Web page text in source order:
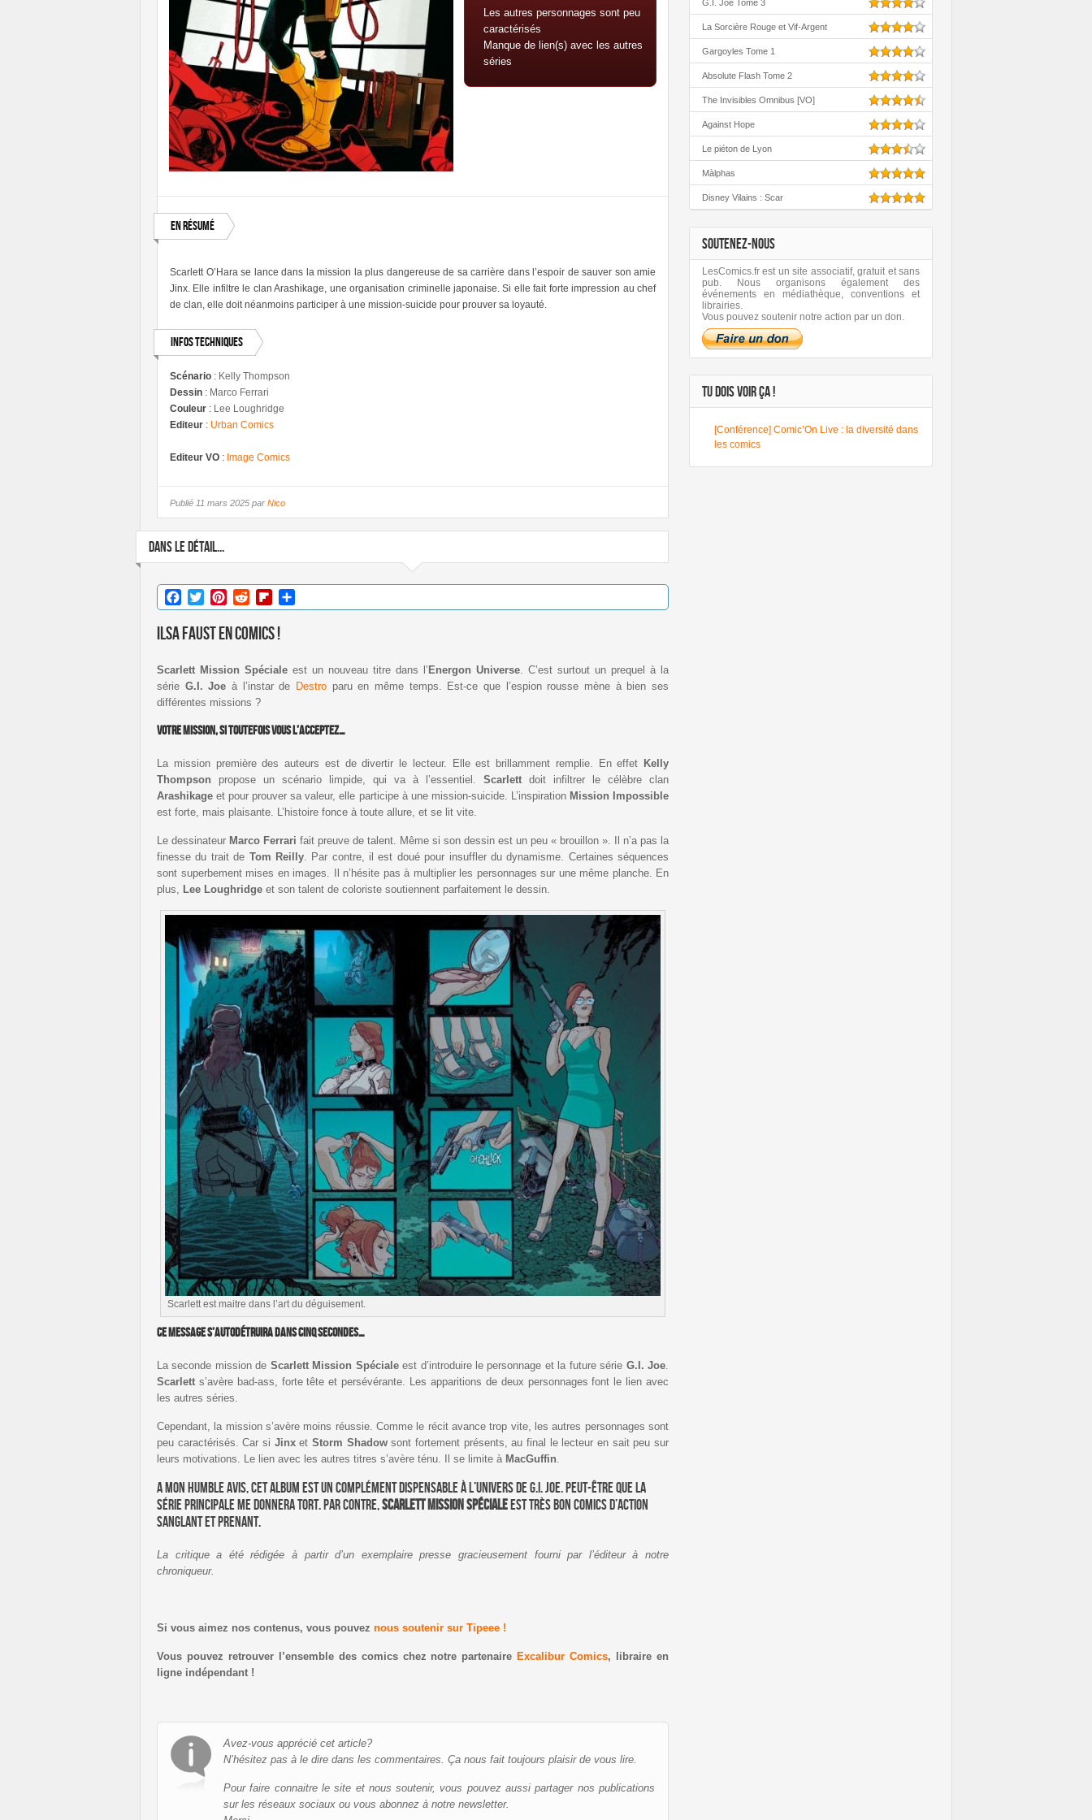
Les autres personnages sont peu
caractérisés
Manque de lien(s) avec les autres
séries
En résumé
Scarlett O’Hara se lance dans la mission la plus dangereuse de sa carrière dans l’espoir de sauver son amie
Jinx. Elle infiltre le clan Arashikage, une organisation criminelle japonaise. Si elle fait forte impression au chef
de clan, elle doit néanmoins participer à une mission-suicide pour prouver sa loyauté.
Infos techniques
Scénario : Kelly Thompson
Dessin : Marco Ferrari
Couleur : Lee Loughridge
Editeur : Urban Comics
Editeur VO : Image Comics
Publié 11 mars 2025 par Nico
DANS LE DÉTAIL...
Facebook
TwitterPinterestRedditFlipboard
Ilsa Faust en comics !
Scarlett Mission Spéciale est un nouveau titre dans l’ Energon Universe . C’est surtout un prequel à la
série G.I. Joe à l’instar de Destro paru en même temps. Est-ce que l’espion rousse mène à bien ses
différentes missions ?
Votre mission, si toutefois vous l’acceptez…
La mission première des auteurs est de divertir le lecteur. Elle est brillamment remplie. En effet Kelly
Thompson propose un scénario limpide, qui va à l’essentiel. Scarlett doit infiltrer le célèbre clan
Arashikage et pour prouver sa valeur, elle participe à une mission-suicide. L’inspiration Mission Impossible
est forte, mais plaisante. L’histoire fonce à toute allure, et se lit vite.
Le dessinateur Marco Ferrari fait preuve de talent. Même si son dessin est un peu « brouillon ». Il n’a pas la
finesse du trait de Tom Reilly. Par contre, il est doué pour insuffler du dynamisme. Certaines séquences
sont superbement mises en images. Il n’hésite pas à multiplier les personnages sur une même planche. En
plus,
Lee Loughridge et son talent de coloriste soutiennent parfaitement le dessin.
Scarlett est maitre dans l’art du déguisement.
Ce message s’autodétruira dans cinq secondes…
La seconde mission de Scarlett Mission Spécialeest d’introduire le personnage et la future série G.I. Joe
Scarlett s’avère bad-ass, forte tête et persévérante. Les apparitions de deux personnages font le lien avec
les autres séries.
Cependant, la mission s’avère moins réussie. Comme le récit avance trop vite, les autres personnages sont
peu caractérisés. Car si JinxetStorm Shadowsont fortement présents, au final le lecteur en sait peu sur
leurs motivations. Le lien avec les autres titres s’avère ténu. Il se limite à MacGuffin
A mon humble avis, cet album est un complément dispensable à l’univers de G.I. Joe. Peut-être que la
série principale me donnera tort. Par contre,Scarlett Mission Spéciale est très bon comics d’action
sanglant et prenant.
La critique a été rédigée à partir d’un exemplaire presse gracieusement fourni par l’éditeur à notre
chroniqueur.
Si vous aimez nos contenus, vous pouvez nous soutenir sur Tipeee !
Vous pouvez retrouver l’ensemble des comics chez notre partenaire Excalibur Comics, libraire en
ligne indépendant !
Avez-vous apprécié cet article?
N’hésitez pas à le dire dans les commentaires. Ça nous fait toujours plaisir de vous lire.
Pour faire connaitre le site et nous soutenir, vous pouvez aussi partager nos publications
sur les réseaux sociaux ou vous abonnez à notre newsletter.
G.I. Joe Tome 3
La Sorcière Rouge et Vif-Argent
Gargoyles Tome 1
Absolute Flash Tome 2
The Invisibles Omnibus [VO]
Against Hope
Le piéton de Lyon
Màlphas
Disney Vilains : Scar
SOUTENEZ-NOUS
LesComics.fr est un site associatif, gratuit et sans
pub. Nous organisons également des
événements en médiathèque, conventions et
librairies.
Vous pouvez soutenir notre action par un don.
TU DOIS VOIR ÇA !
[Conférence] Comic’On Live : la diversité dans
les comics